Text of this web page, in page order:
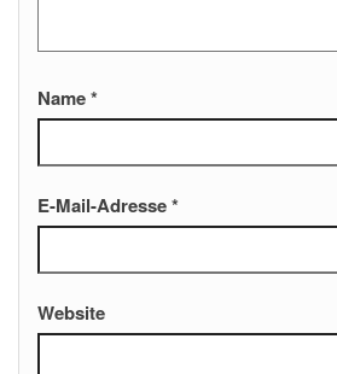
Name*
E-Mail-Adresse*
Website